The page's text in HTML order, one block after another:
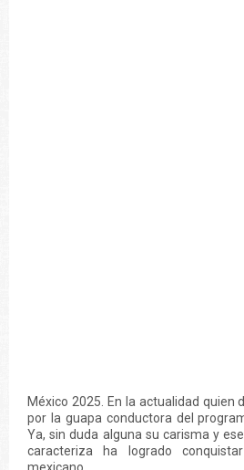
México 2025. En la actualidad quien
por la guapa conductora del
Ya, sin duda alguna su carisma y
caracteriza ha logrado